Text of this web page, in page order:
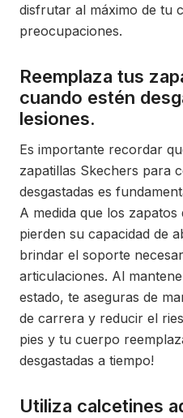
disfrutar al máximo de tu
preocupaciones.
Reemplaza tus
cuando estén
lesiones.
Es importante recordar
zapatillas Skechers para
desgastadas es
A medida que los
pierden su capacidad de
brindar el soporte
articulaciones. Al
estado, te aseguras de
de carrera y reducir el
pies y tu cuerpo
desgastadas a tiempo!
Utiliza calcetines